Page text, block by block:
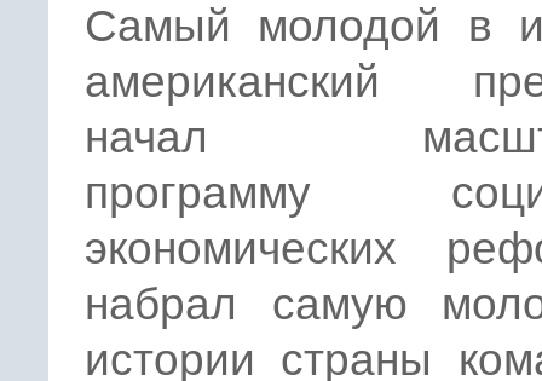
Самый молодой в
американский
начал
программу
экономических
набрал самую
истории страны